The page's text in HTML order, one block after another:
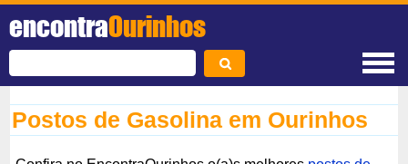
encontraOurinhos
Postos de Gasolina em Ourinhos